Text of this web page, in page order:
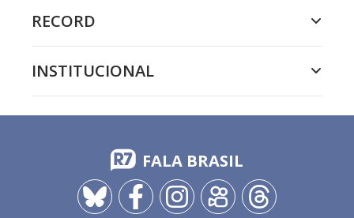
RECORD
INSTITUCIONAL
FALA BRASIL